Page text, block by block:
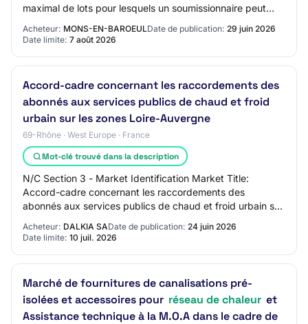
maximal de lots pour lesquels un soumissionnaire peut
Acheteur: MONS-EN-BAROEULDate de publication: 29 juin 2026
Date limite: 7 août 2026
Accord-cadre concernant les raccordements des
abonnés aux services publics de chaud et froid
urbain sur les zones Loire-Auvergne
69-Rhône · West Europe · France
Mot-clé trouvé dans la description
N/C Section 3 - Market Identification Market Title:
Accord-cadre concernant les raccordements des
abonnés aux services publics de chaud et froid urbain sur
Acheteur: DALKIA SADate de publication: 24 juin 2026
Date limite: 10 juil. 2026
Marché de fournitures de canalisations pré-
isolées et accessoires pour réseau de chaleur et
Assistance technique à la M.O.A dans le cadre de